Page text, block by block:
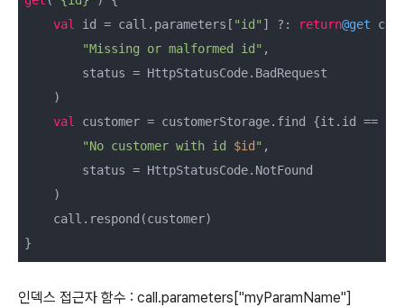
val
id = call.parameters[ "id" ] ?: return@get
"Missing or malformed id" ,
        status = HttpStatusCode.BadRequest
    )
val
customer = customerStorage.find {it.id ==
"No customer with id $id " ,
        status = HttpStatusCode.NotFound
    )
    call.respond(customer)
}
인덱스 접근자 함수 : call.parameters["myParamName"]